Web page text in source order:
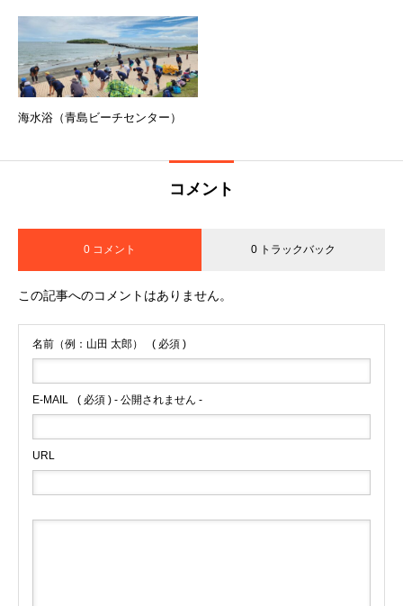
海水浴（青島ビーチセンター）
コメント
0 コメント 0 トラックバック
この記事へのコメントはありません。
名前（例：山田 太郎） ( 必須 )
E-MAIL ( 必須 ) - 公開されません -
URL